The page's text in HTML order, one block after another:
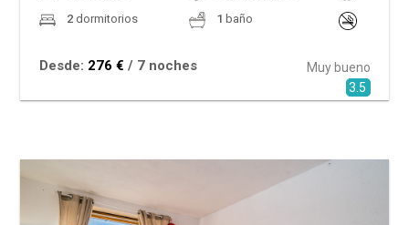
2dormitorios 1 baño
Desde: 276 € / 7 noches
Muy bueno
3.5